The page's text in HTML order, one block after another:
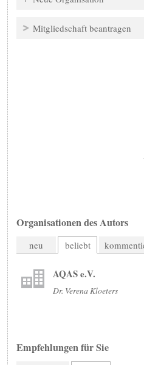
Mitgliedschaft beantragen
Organisationen des Autors
neu beliebt
AQAS e.V.
Dr. Verena Kloeters
Empfehlungen für Sie